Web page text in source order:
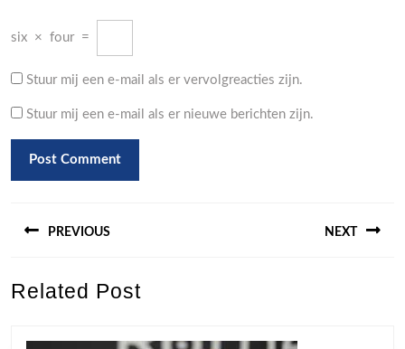
six × four =
Stuur mij een e-mail als er vervolgreacties zijn.
Stuur mij een e-mail als er nieuwe berichten zijn.
PREVIOUS
post:
NEXT
Related Post